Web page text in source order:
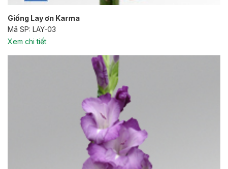
Giống Lay ơn Karma
Mã SP: LAY-03
Xem chi tiết